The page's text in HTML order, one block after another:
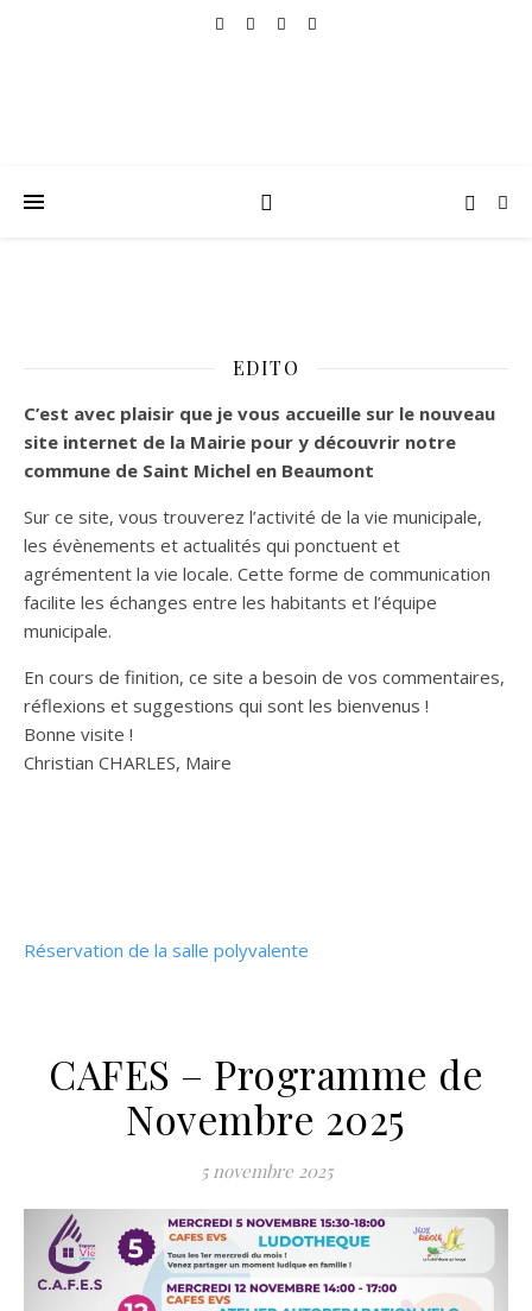
EDITO
C’est avec plaisir que je vous accueille sur le nouveau
site internet de la Mairie pour y découvrir notre
commune de Saint Michel en Beaumont
Sur ce site, vous trouverez l’activité de la vie municipale,
les évènements et actualités qui ponctuent et
agrémentent la vie locale. Cette forme de communication
facilite les échanges entre les habitants et l’équipe
municipale.
En cours de finition, ce site a besoin de vos commentaires,
réflexions et suggestions qui sont les bienvenus !
Bonne visite !
Christian CHARLES, Maire
Réservation de la salle polyvalente
CAFES – Programme de
Novembre 2025
5 novembre 2025